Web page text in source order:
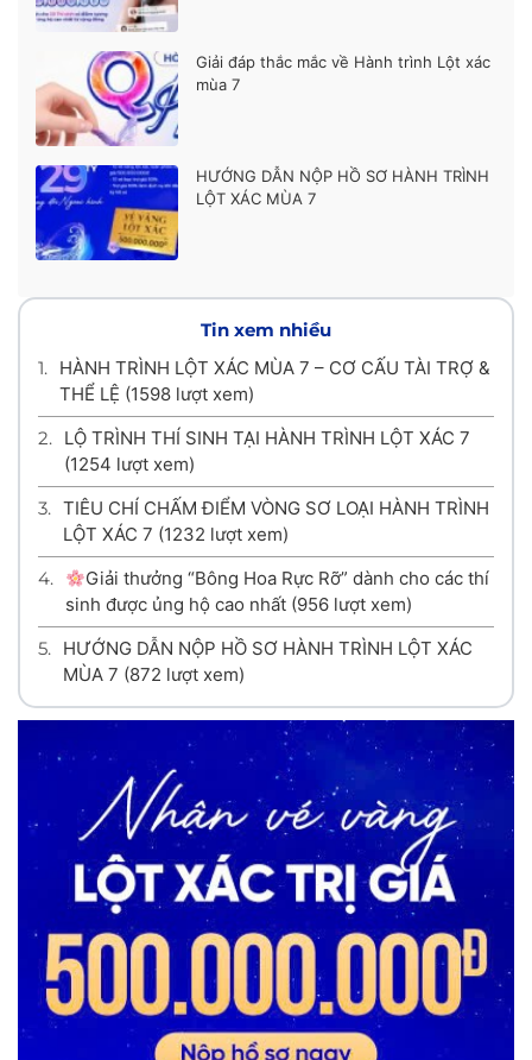
Giải đáp thắc mắc về Hành trình Lột xác
mùa 7
HƯỚNG DẪN NỘP HỒ SƠ HÀNH TRÌNH
LỘT XÁC MÙA 7
Tin xem nhiều
1. HÀNH TRÌNH LỘT XÁC MÙA 7 – CƠ CẤU TÀI TRỢ &
THỂ LỆ (1598 lượt xem)
2.
LỘ TRÌNH THÍ SINH TẠI HÀNH TRÌNH LỘT XÁC 7
(1254 lượt xem)
3. TIÊU CHÍ CHẤM ĐIỂM VÒNG SƠ LOẠI HÀNH TRÌNH
LỘT XÁC 7 (1232 lượt xem)
4.
Giải thưởng “Bông Hoa Rực Rỡ” dành cho các thí
sinh được ủng hộ cao nhất (956 lượt xem)
5. HƯỚNG DẪN NỘP HỒ SƠ HÀNH TRÌNH LỘT XÁC
MÙA 7 (872 lượt xem)